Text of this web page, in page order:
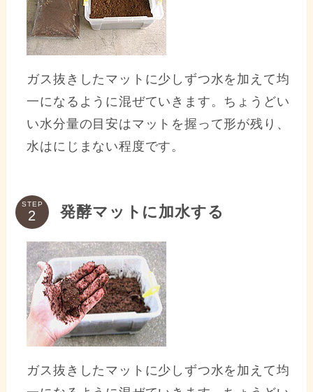
ガス抜きしたマットに少しずつ水を加えて均
一になるように混ぜていきます。ちょうどい
い水分量の目安はマットを握って形が残り、
水はにじまない程度です。
STEP 発酵マットに加水する
ガス抜きしたマットに少しずつ水を加えて均